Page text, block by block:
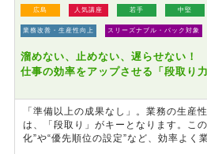
広島 人気講座 若手 中堅
業務改善・生産性向上 スリーズナブル・パック対象
溜めない、止めない、遅らせない！
仕事の効率をアップさせる「段取
「準備以上の成果なし」。業務の生産
は、「段取り」がキーとなります。こ
化”や“優先順位の設定”など、効率よく